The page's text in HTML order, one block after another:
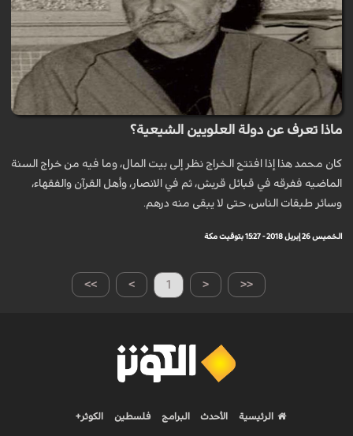
ماذا تعرف عن دولة العلويين الشيعية؟
كان محمد هذا إذا افتتح الخراج نظر إلى بيت المال، وما فيه من خراج السنة
الماضيه ففرقه في قبائل قريش، ثم في الانصار، وأهل القرآن والفقهاء،
وسائر طبقات الناس، حتى لا يبقى منه درهم.
الخميس 26 إبريل 2018 - 15:27 بتوقيت مكة
>> > 1 < <<
الرئيسية الأحدث البرامج فلسطين الكوثر+